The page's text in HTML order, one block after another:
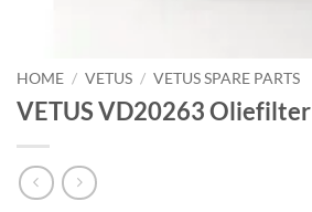
HOME / VETUS / VETUS SPARE PARTS
VETUS VD20263 Oliefilter